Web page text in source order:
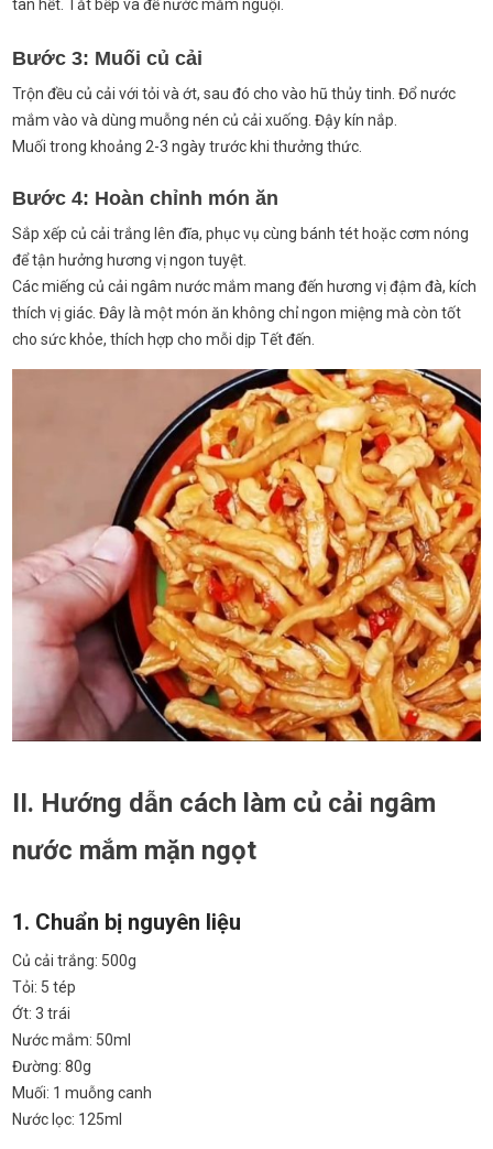
tan hết. Tắt bếp và để nước mắm nguội.
Bước 3: Muối củ cải
Trộn đều củ cải với tỏi và ớt, sau đó cho vào hũ thủy tinh. Đổ nước
mắm vào và dùng muỗng nén củ cải xuống. Đậy kín nắp.
Muối trong khoảng 2-3 ngày trước khi thưởng thức.
Bước 4: Hoàn chỉnh món ăn
Sắp xếp củ cải trắng lên đĩa, phục vụ cùng bánh tét hoặc cơm nóng
để tận hưởng hương vị ngon tuyệt.
Các miếng củ cải ngâm nước mắm mang đến hương vị đậm đà, kích
thích vị giác. Đây là một món ăn không chỉ ngon miệng mà còn tốt
cho sức khỏe, thích hợp cho mỗi dịp Tết đến.
II. Hướng dẫn cách làm củ cải ngâm
nước mắm mặn ngọt
1. Chuẩn bị nguyên liệu
Củ cải trắng: 500g
Tỏi: 5 tép
Ớt: 3 trái
Nước mắm: 50ml
Đường: 80g
Muối: 1 muỗng canh
Nước lọc: 125ml